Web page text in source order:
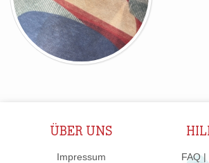
ÜBER UNS
Impressum
FAQ